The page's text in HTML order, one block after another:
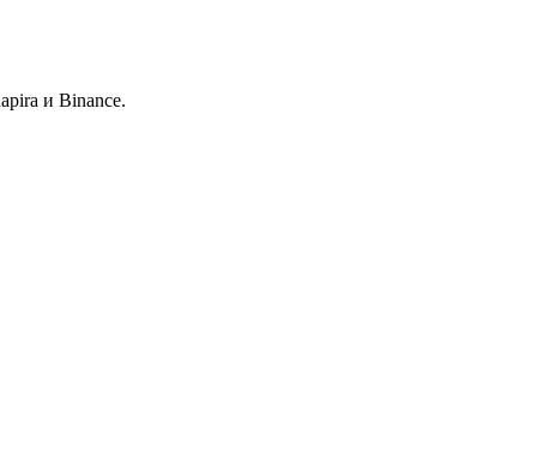
и Binance.